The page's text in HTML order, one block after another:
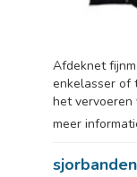
Afdeknet
enkelasser of
het vervoeren
meer